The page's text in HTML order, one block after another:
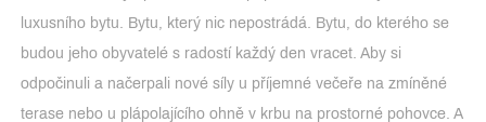
luxusního bytu. Bytu, který nic nepostrádá. Bytu, do kterého se
budou jeho obyvatelé s radostí každý den vracet. Aby si
odpočinuli a načerpali nové síly u příjemné večeře na zmíněné
terase nebo u plápolajícího ohně v krbu na prostorné pohovce. A